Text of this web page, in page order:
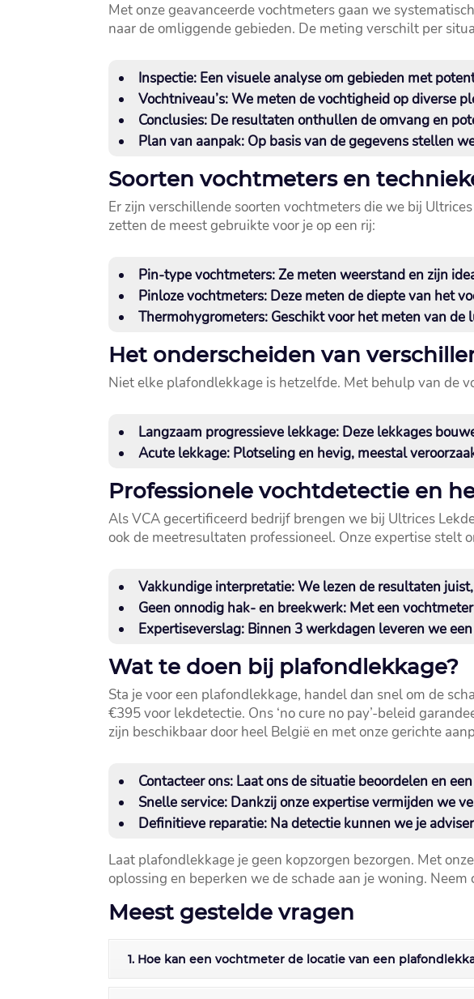
Met onze geavanceerde vochtmeters gaan we
naar de omliggende gebieden.​ De meting verschilt per
Inspectie: Een visuele analyse om gebieden met
Vochtniveau’s:We meten de vochtigheid op diverse
Conclusies: De resultaten onthullen de omvang en
Plan van aanpak: Op basis van de gegevens stellen
Soorten vochtmeters en
Er zijn verschillende soorten vochtmeters die we bij
zetten de meest gebruikte voor je op een rij:
Pin-type vochtmeters:Ze meten weerstand en zijn
Pinloze vochtmeters: Deze meten de diepte van het
Thermohygrometers: Geschikt voor het meten van
Het onderscheiden van
Niet elke plafondlekkage is hetzelfde.​ Met behulp van de
Langzaam progressieve lekkage: Deze lekkages
Acute lekkage: Plotseling en hevig, meestal
Professionele vochtdetectie en
Als VCA gecertificeerd bedrijf brengen we bij Ultrices
ook de meetresultaten professioneel.​ Onze expertise stelt
Vakkundige interpretatie:We lezen de resultaten
Geen onnodig hak- en breekwerk: Met een
Expertiseverslag: Binnen 3 werkdagen leveren we
Wat te doen bij plafondlekkage?
Sta je voor een plafondlekkage, handel dan snel om de
€395 voor lekdetectie.​ Ons ‘no cure no pay’-beleid
zijn beschikbaar door heel België en met onze gerichte
Contacteer ons: Laat ons de situatie beoordelen en
Snelle service: Dankzij onze expertise vermijden we
Definitieve reparatie: Na detectie kunnen we je
Laat plafondlekkage je geen kopzorgen bezorgen.​ Met
oplossing en beperken we de schade aan je woning.​
Meest gestelde vragen
1. Hoe kan een vochtmeter de locatie van een